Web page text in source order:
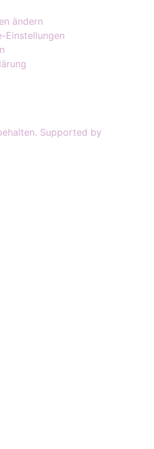
ändern
Einstellungen
Supported by